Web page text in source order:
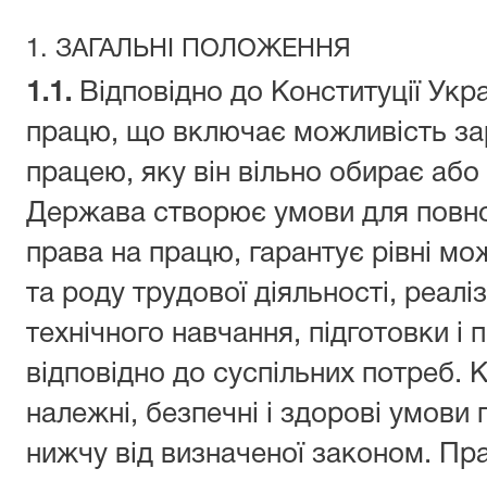
1. ЗАГАЛЬНІ ПОЛОЖЕННЯ
1.1. Відповідно до Конституції
працю, що включає можливість
працею, яку він вільно обирає
Держава створює умови для
права на працю, гарантує рівні
та роду трудової діяльності,
технічного навчання, підготовки і
відповідно до суспільних
належні, безпечні і здорові умови
нижчу від визначеної законом.